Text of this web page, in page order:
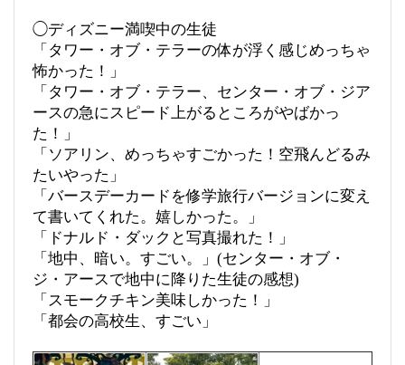
◯ディズニー満喫中の生徒
「タワー・オブ・テラーの体が浮く感じめっちゃ
怖かった！」
「タワー・オブ・テラー、センター・オブ・ジア
ースの急にスピード上がるところがやばかっ
た！」
「ソアリン、めっちゃすごかった！空飛んどるみ
たいやった」
「バースデーカードを修学旅行バージョンに変え
て書いてくれた。嬉しかった。」
「ドナルド・ダックと写真撮れた！」
「地中、暗い。すごい。」(センター・オブ・
ジ・アースで地中に降りた生徒の感想)
「スモークチキン美味しかった！」
「都会の高校生、すごい」